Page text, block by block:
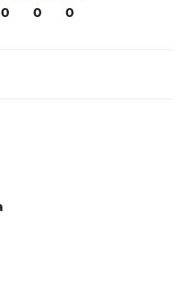
0 0 0